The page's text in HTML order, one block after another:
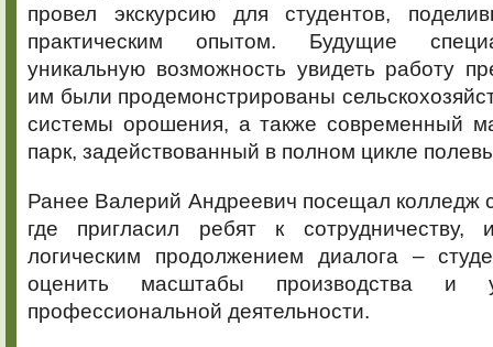
провел экскурсию для студентов,
практическим опытом. Будущие
уникальную возможность увидеть работу
им были продемонстрированы
системы орошения, а также современный
парк, задействованный в полном цикле
Ранее Валерий Андреевич посещал колледж
где пригласил ребят к сотрудничеству,
логическим продолжением диалога –
оценить масштабы производства и
профессиональной деятельности.